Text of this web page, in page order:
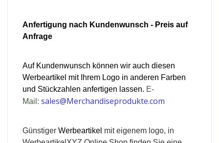
Anfertigung nach Kundenwunsch - Preis auf
Anfrage
Auf Kundenwunsch können wir auch diesen
Werbeartikel mit Ihrem Logo in anderen Farben
und Stückzahlen anfertigen lassen. E-
Mail: sales@Merchandiseprodukte.com
Günstiger Werbeartikel mit eigenem logo, in